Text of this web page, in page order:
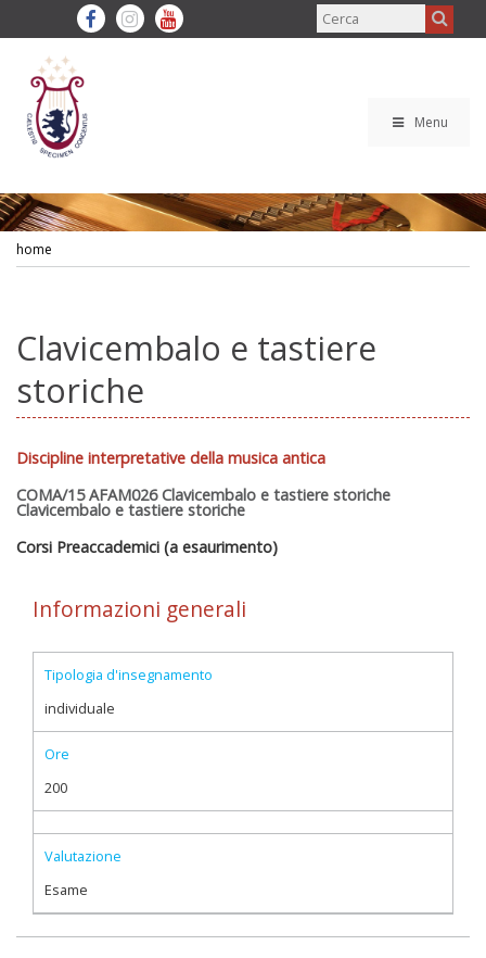
Menu
home
Clavicembalo e tastiere
storiche
Discipline interpretative della musica antica
COMA/15 AFAM026 Clavicembalo e tastiere storiche
Clavicembalo e tastiere storiche
Corsi Preaccademici (a esaurimento)
Informazioni generali
Tipologia d'insegnamento
individuale
Ore
200
Valutazione
Esame